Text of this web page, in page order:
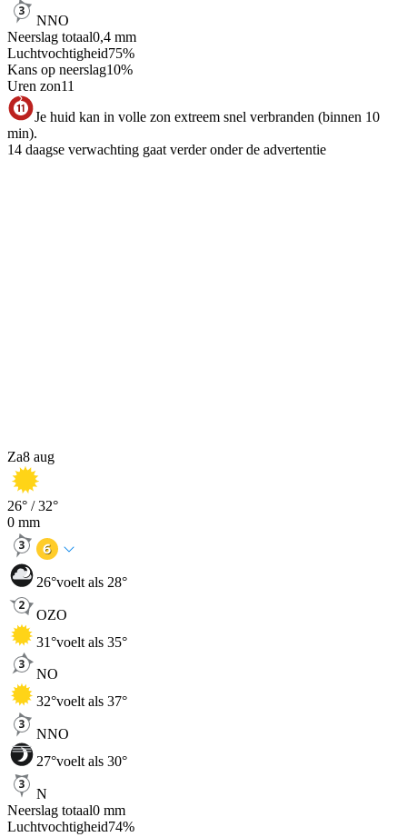
NNO
Neerslag totaal0,4 mm
Luchtvochtigheid75%
Kans op neerslag10%
Uren zon11
Je huid kan in volle zon extreem snel verbranden (binnen 10
min).
14 daagse verwachting gaat verder onder de advertentie
Za8 aug
26° /32°
0 mm
26°voelt als 28°
OZO
31°voelt als 35°
NO
32°voelt als 37°
NNO
27°voelt als 30°
N
Neerslag totaal0 mm
Luchtvochtigheid74%